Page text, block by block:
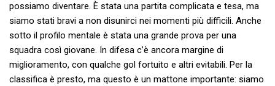
possiamo diventare. È stata una partita complicata e tesa, ma
siamo stati bravi a non disunirci nei momenti più difficili. Anche
sotto il profilo mentale è stata una grande prova per una
squadra così giovane. In difesa c’è ancora margine di
miglioramento, con qualche gol fortuito e altri evitabili. Per la
classifica è presto, ma questo è un mattone importante: siamo